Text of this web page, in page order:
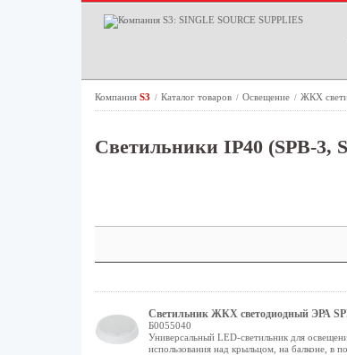
Компания S3 / Каталог товаров / Освещение / ЖКХ
Светильники IP40 (SPB-3,
Светильник ЖКХ светодиодный ЭРА
Б0055040
Универсальный LED-светильник для
использования над крыльцом, на балконе, в